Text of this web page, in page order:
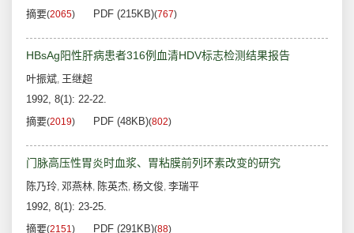
摘要(2065) PDF (215KB)(767)
HBsAg阳性肝病患者316例血清HDV标志检测结果报告
叶振斌, 王继超
1992, 8(1): 22-22.
摘要(2019) PDF (48KB)(802)
门脉高压性胃炎时血浆、胃粘膜前列环素改变的研究
陈乃玲, 邓燕林, 陈英杰, 杨文俊, 李瑞平
1992, 8(1): 23-25.
摘要(2151) PDF (291KB)(88)